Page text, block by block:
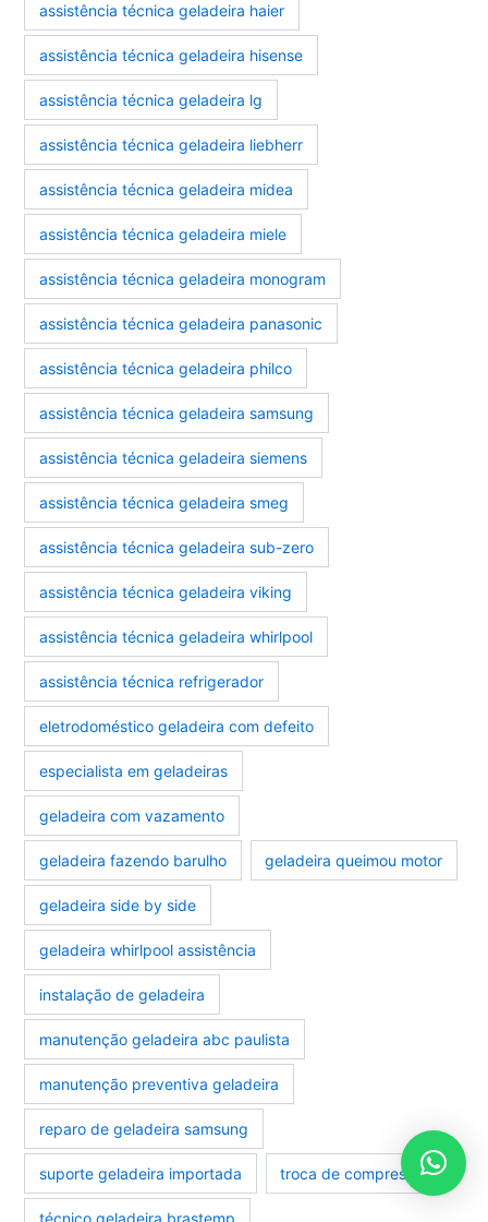
assistência técnica geladeira haier
assistência técnica geladeira hisense
assistência técnica geladeira lg
assistência técnica geladeira liebherr
assistência técnica geladeira midea
assistência técnica geladeira miele
assistência técnica geladeira monogram
assistência técnica geladeira panasonic
assistência técnica geladeira philco
assistência técnica geladeira samsung
assistência técnica geladeira siemens
assistência técnica geladeira smeg
assistência técnica geladeira sub-zero
assistência técnica geladeira viking
assistência técnica geladeira whirlpool
assistência técnica refrigerador
eletrodoméstico geladeira com defeito
especialista em geladeiras
geladeira com vazamento
geladeira fazendo barulho geladeira queimou motor
geladeira side by side
geladeira whirlpool assistência
instalação de geladeira
manutenção geladeira abc paulista
manutenção preventiva geladeira
reparo de geladeira samsung
suporte geladeira importada troca de compressor